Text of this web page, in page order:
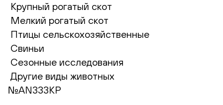
Крупный рогатый скот
Мелкий рогатый скот
Птицы сельскохозяйственные
Свиньи
Сезонные исследования
Другие виды животных
№AN333КР